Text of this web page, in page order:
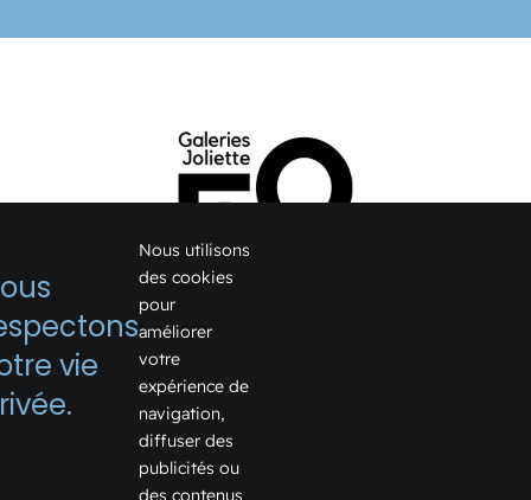
1075, boulevard Firestone
Joliette, Québec J6E 6X6
Voir sur Google Map →
Téléphone:
vie
Nous utilisons
des cookies
pour
améliorer
votre
expérience de
navigation,
diffuser des
publicités ou
des contenus